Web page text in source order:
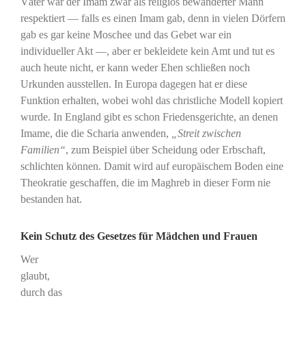
respektiert — falls es einen Imam gab, denn in vielen Dörfern
gab es gar keine Moschee und das Gebet war ein
individueller Akt —, aber er bekleidete kein Amt und tut es
auch heute nicht, er kann weder Ehen schließen noch
Urkunden ausstellen. In Europa dagegen hat er diese
Funktion erhalten, wobei wohl das christliche Modell kopiert
wurde. In England gibt es schon Friedensgerichte, an denen
Imame, die die Scharia anwenden,
„Streit zwischen
Familien“, zum Beispiel über Scheidung oder Erbschaft,
schlichten können. Damit wird auf europäischem Boden eine
Theokratie geschaffen, die im Maghreb in dieser Form nie
bestanden hat.
Kein Schutz des Gesetzes für Mädchen und Frauen
Wer
glaubt,
durch das